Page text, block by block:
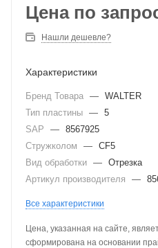
Цена по
Нашли дешевле?
Характеристики
Бренд Товара — WALTER
Тип пластины — 5
SAP
— 8567925
Стружколом
— CF5
Вид обработки — Отрезка
Артикул производителя
—
Все характеристики
Цена, указанная на сайте,
сформирована на основании